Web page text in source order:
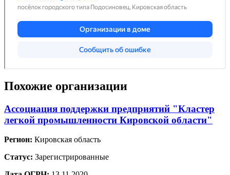
Похожие организации
Ассоциация поддержки предприятий "Кластер
легкой промышленности Кировской области"
Регион: Кировская область
Статус: Зарегистрированные